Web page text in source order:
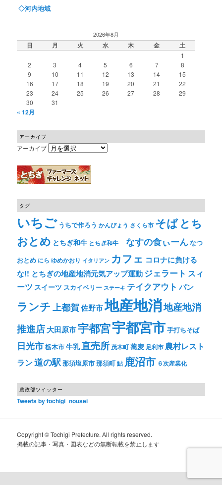
◇河内地域
2026年8月
日 月 火 水 木 金 土
1
2
3 4 5 6 7
8
9
10 11 12 13 14
15
16
17 18 19 20 21
22
23
24 25 26 27 28
29
30
31
« 12月
アーカイブ
アーカイブ
タグ
いちご うちで作ろう かんぴょう さくら市 そばとち
おとめ とちぎ和牛 とちぎ和牛 なすの食ぃーんなつ
おとめ にら ゆめかおり イタリアン カフェ コロナに負ける
な!! とちぎの地産地消元気アップ運動ジェラート スィ
ーツ スイーツ スカイベリー ステーキ テイクアウト パン
ランチ上都賀佐野市地産地消地産地消
推進店大田原市宇都宮宇都宮市手打ちそば
日光市栃木市牛乳直売所 茂木町蕎麦 足利市 農村レスト
ラン道の駅那須塩原市那須町鮎 鹿沼市 ６次産業化
農政部ツイッター
Tweets by tochigi_nousei
Copyright © Tochigi Prefecture. All rights reserved.
掲載の記事・写真・図表などの無断転載を禁止します